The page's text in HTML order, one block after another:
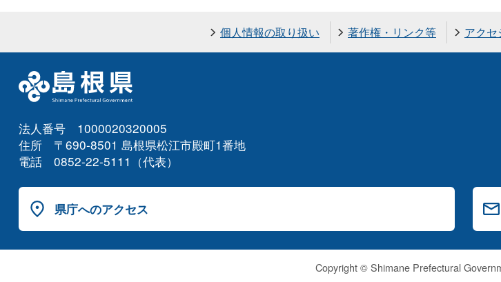
個人情報の取り扱い 著作権・リンク等 アクセ
法人番号 1000020320005
住所 〒690-8501 島根県松江市殿町1番地
電話 0852-22-5111（代表）
県庁へのアクセス
Copyright © Shimane Prefectural